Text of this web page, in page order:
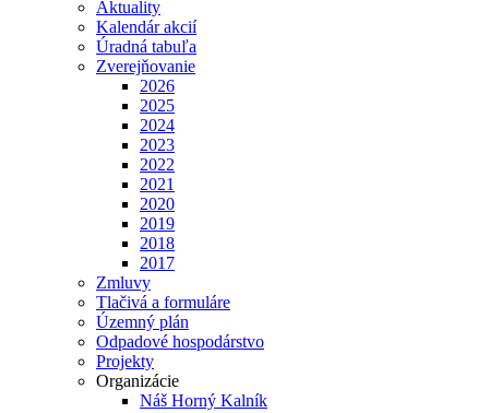
Aktuality
Kalendár akcií
Úradná tabuľa
Zverejňovanie
2026
2025
2024
2023
2022
2021
2020
2019
2018
2017
Zmluvy
Tlačivá a formuláre
Územný plán
Odpadové hospodárstvo
Projekty
Organizácie
Náš Horný Kalník